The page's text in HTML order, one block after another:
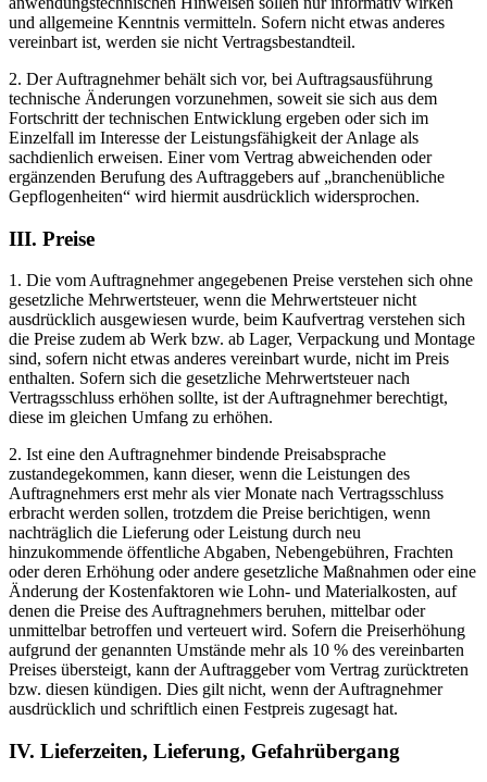
und allgemeine Kenntnis vermitteln. Sofern nicht etwas anderes
vereinbart ist, werden sie nicht Vertragsbestandteil.
2. Der Auftragnehmer behält sich vor, bei Auftragsausführung
technische Änderungen vorzunehmen, soweit sie sich aus dem
Fortschritt der technischen Entwicklung ergeben oder sich im
Einzelfall im Interesse der Leistungsfähigkeit der Anlage als
sachdienlich erweisen. Einer vom Vertrag abweichenden oder
ergänzenden Berufung des Auftraggebers auf „branchenübliche
Gepflogenheiten“ wird hiermit ausdrücklich widersprochen.
III. Preise
1. Die vom Auftragnehmer angegebenen Preise verstehen sich ohne
gesetzliche Mehrwertsteuer, wenn die Mehrwertsteuer nicht
ausdrücklich ausgewiesen wurde, beim Kaufvertrag verstehen sich
die Preise zudem ab Werk bzw. ab Lager, Verpackung und Montage
sind, sofern nicht etwas anderes vereinbart wurde, nicht im Preis
enthalten. Sofern sich die gesetzliche Mehrwertsteuer nach
Vertragsschluss erhöhen sollte, ist der Auftragnehmer berechtigt,
diese im gleichen Umfang zu erhöhen.
2. Ist eine den Auftragnehmer bindende Preisabsprache
zustandegekommen, kann dieser, wenn die Leistungen des
Auftragnehmers erst mehr als vier Monate nach Vertragsschluss
erbracht werden sollen, trotzdem die Preise berichtigen, wenn
nachträglich die Lieferung oder Leistung durch neu
hinzukommende öffentliche Abgaben, Nebengebühren, Frachten
oder deren Erhöhung oder andere gesetzliche Maßnahmen oder eine
Änderung der Kostenfaktoren wie Lohn- und Materialkosten, auf
denen die Preise des Auftragnehmers beruhen, mittelbar oder
unmittelbar betroffen und verteuert wird. Sofern die Preiserhöhung
aufgrund der genannten Umstände mehr als 10 % des vereinbarten
Preises übersteigt, kann der Auftraggeber vom Vertrag zurücktreten
bzw. diesen kündigen. Dies gilt nicht, wenn der Auftragnehmer
ausdrücklich und schriftlich einen Festpreis zugesagt hat.
IV. Lieferzeiten, Lieferung, Gefahrübergang